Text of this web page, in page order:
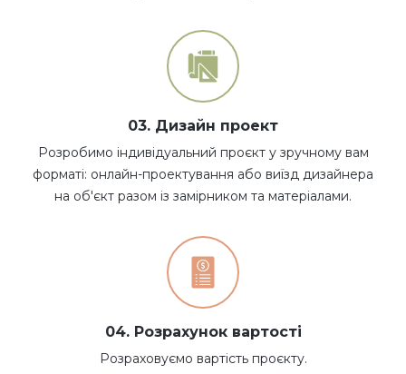
03. Дизайн проект
Розробимо індивідуальний проєкт у зручному вам
форматі: онлайн-проектування або виїзд дизайнера
на об'єкт разом із замірником та матеріалами.
04. Розрахунок вартості
Розраховуємо вартість проєкту.